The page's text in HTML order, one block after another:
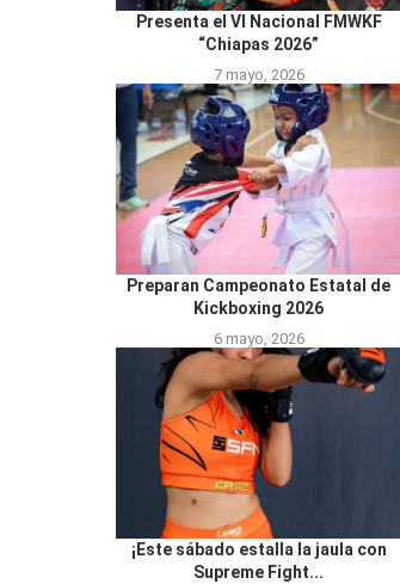
Presenta el VI Nacional FMWKF
“Chiapas 2026”
7 mayo, 2026
Preparan Campeonato Estatal de
Kickboxing 2026
6 mayo, 2026
¡Este sábado estalla la jaula con
Supreme Fight...